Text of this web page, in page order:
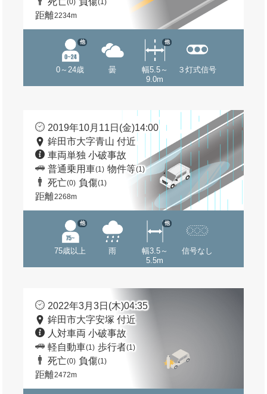
(0) (1)
距離2234m
0～24歳
他
曇
幅5.5～
9.0m
他
３灯式信号
2019年10月11日(金)14:00
鉾田市大字青山 付近
車両単独 小破事故
普通乗用車(1) 物件等(1)
死亡(0) 負傷(1)
距離2268m
75歳以上
他
雨
幅3.5～
5.5m
他
信号なし
2022年3月3日(木)04:35
鉾田市大字安塚 付近
人対車両 小破事故
軽自動車(1) 歩行者(1)
死亡(0) 負傷(1)
距離2472m